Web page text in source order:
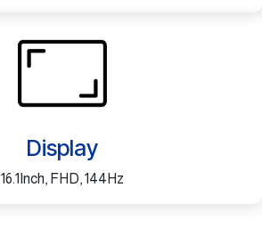
Display
16.1Inch, FHD, 144Hz